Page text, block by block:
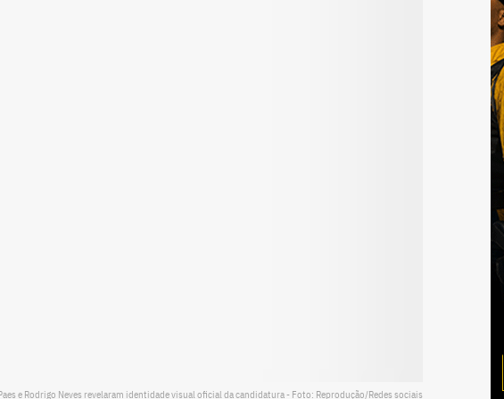
e Rodrigo Neves revelaram identidade visual oficial da candidatura - Foto: Reprodução/Redes sociais